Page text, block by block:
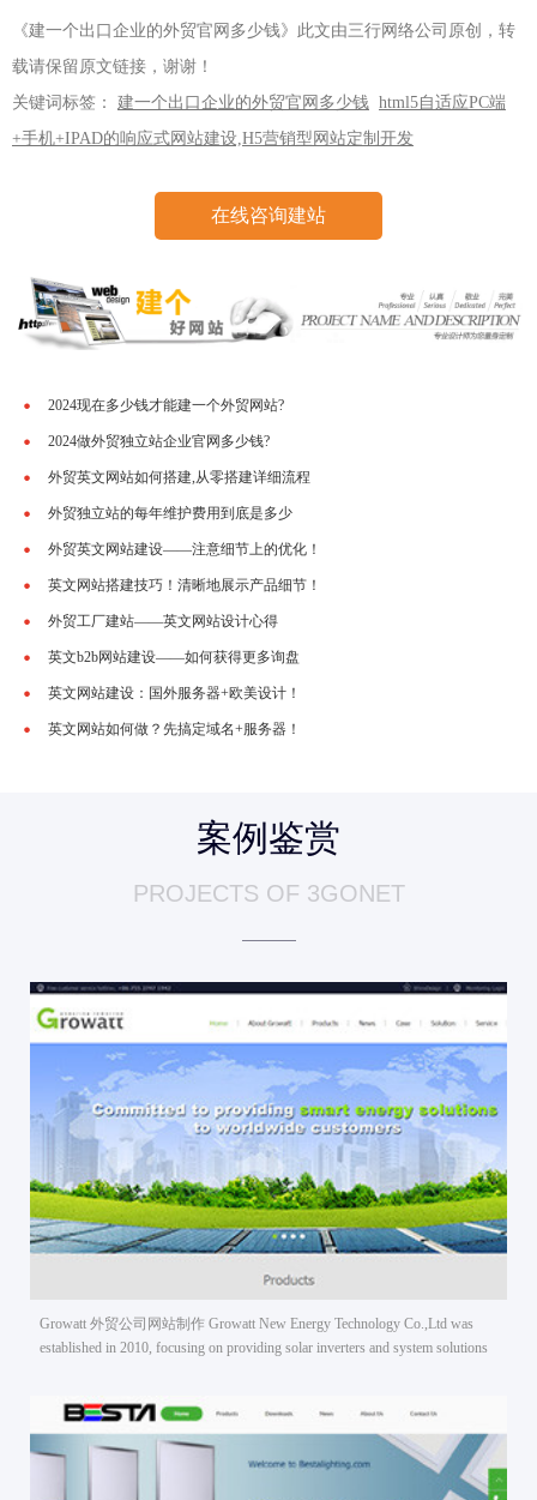
《建一个出口企业的外贸官网多少钱》此文由三行网络公司原创，转
载请保留原文链接，谢谢！
关键词标签： 建一个出口企业的外贸官网多少钱 html5自适应PC端
+手机+IPAD的响应式网站建设,H5营销型网站定制开发
在线咨询建站
2024现在多少钱才能建一个外贸网站?
2024做外贸独立站企业官网多少钱?
外贸英文网站如何搭建,从零搭建详细流程
外贸独立站的每年维护费用到底是多少
外贸英文网站建设——注意细节上的优化！
英文网站搭建技巧！清晰地展示产品细节！
外贸工厂建站——英文网站设计心得
英文b2b网站建设——如何获得更多询盘
英文网站建设：国外服务器+欧美设计！
英文网站如何做？先搞定域名+服务器！
案例鉴赏
PROJECTS OF 3GONET
Growatt 外贸公司
Growatt 外贸公司网站制作 Growatt New Energy Technology Co.,Ltd was
established in 2010, focusing on providing solar inverters and system solutions
worldwide, famous as a world leading manufacturer of cost-effective solar
inverters with high efficiency.
BESTA LED灯